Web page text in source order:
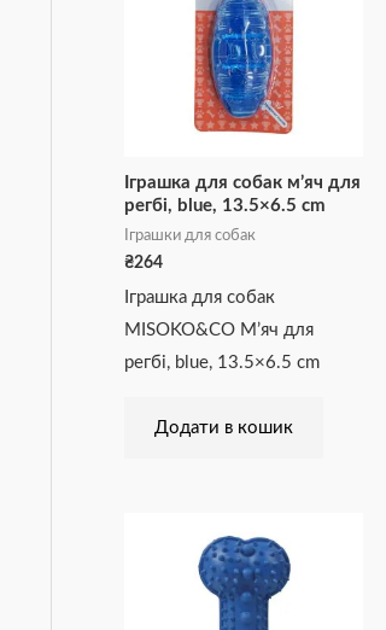
Іграшка для собак м’яч для
регбі, blue, 13.5×6.5 cm
Іграшки для собак
₴264
Іграшка для собак
MISOKO&CO М’яч для
регбі, blue, 13.5×6.5 cm
Додати в кошик